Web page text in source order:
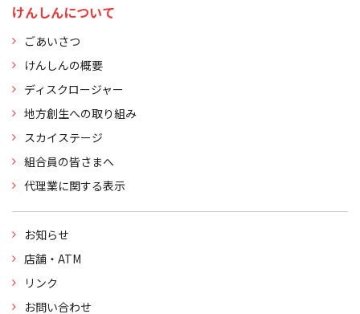
けんしんについて
ごあいさつ
けんしんの概要
ディスクロージャー
地方創生への取り組み
スカイステージ
組合員の皆さまへ
代理業に関する表示
お知らせ
店舗・ATM
リンク
お問い合わせ